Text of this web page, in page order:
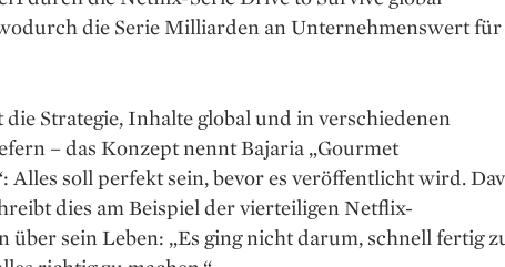
die Serie Milliarden an Unternehmenswert
Strategie, Inhalte global und in verschiedenen
– das Konzept nennt Bajaria „Gourmet
Alles soll perfekt sein, bevor es veröffentlicht wird.
dies am Beispiel der vierteiligen Netflix-
über sein Leben: „Es ging nicht darum, schnell fertig